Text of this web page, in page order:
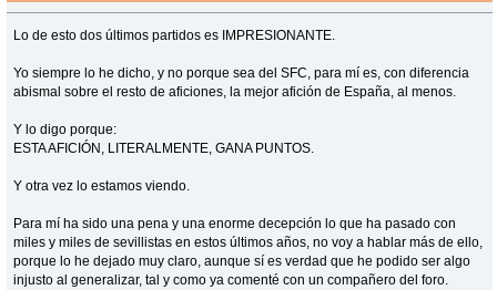
Lo de esto dos últimos partidos es IMPRESIONANTE.
Yo siempre lo he dicho, y no porque sea del SFC, para mí es, con diferencia
abismal sobre el resto de aficiones, la mejor afición de España, al menos.
Y lo digo porque:
ESTA AFICIÓN, LITERALMENTE, GANA PUNTOS.
Y otra vez lo estamos viendo.
Para mí ha sido una pena y una enorme decepción lo que ha pasado con
miles y miles de sevillistas en estos últimos años, no voy a hablar más de ello,
porque lo he dejado muy claro, aunque sí es verdad que he podido ser algo
injusto al generalizar, tal y como ya comenté con un compañero del foro.